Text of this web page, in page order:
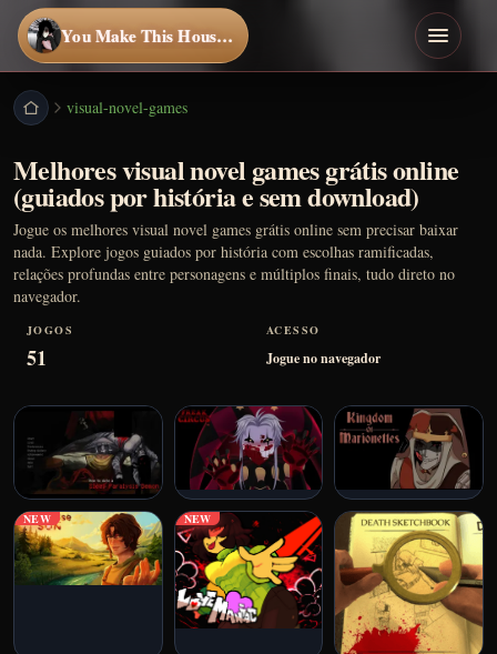
You Make This House a Home
visual-novel-games
Melhores visual novel games grátis online
(guiados por história e sem download)
Jogue os melhores visual novel games grátis online sem precisar baixar
nada. Explore jogos guiados por história com escolhas ramificadas,
relações profundas entre personagens e múltiplos finais, tudo direto no
navegador.
JOGOS
51
ACESSO
Jogue no navegador
NEW NEW